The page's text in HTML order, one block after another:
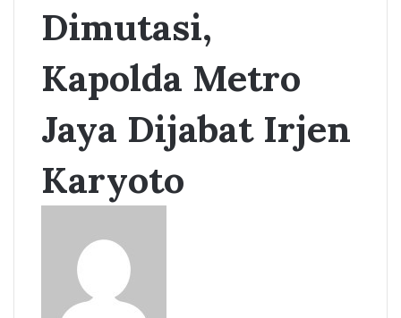
Dimutasi,
Kapolda Metro
Jaya Dijabat Irjen
Karyoto